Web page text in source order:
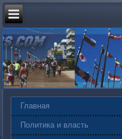
Главная
Политика и власть